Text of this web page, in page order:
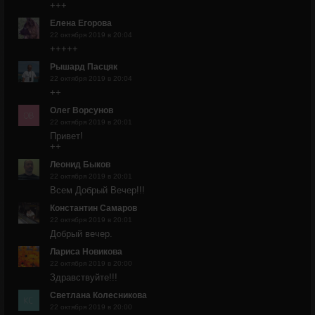
+++
Елена Егорова
22 октября 2019 в 20:04
+++++
Рышард Пасцяк
22 октября 2019 в 20:04
++
Олег Ворсунов
22 октября 2019 в 20:01
Привет!
++
Леонид Быков
22 октября 2019 в 20:01
Всем Добрый Вечер!!!
Константин Самаров
22 октября 2019 в 20:01
Добрый вечер.
Лариса Новикова
22 октября 2019 в 20:00
Здравствуйте!!!
Светлана Колесникова
22 октября 2019 в 20:00